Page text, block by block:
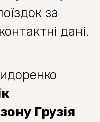
за
дані.
Грузія